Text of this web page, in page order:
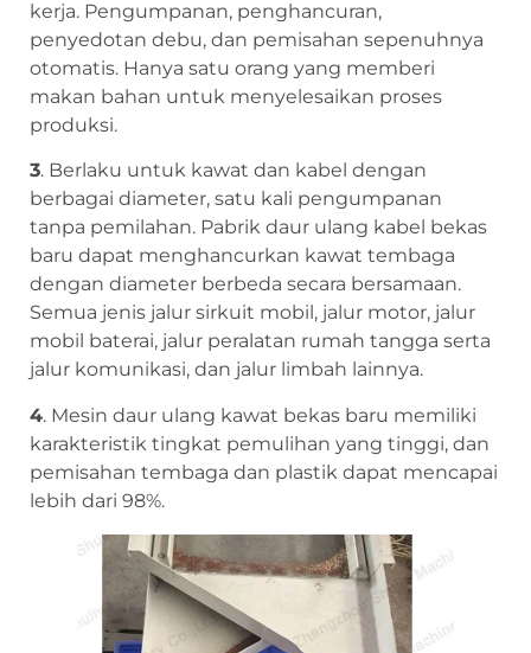
kerja. Pengumpanan, penghancuran,
penyedotan debu, dan pemisahan sepenuhnya
otomatis. Hanya satu orang yang memberi
makan bahan untuk menyelesaikan proses
produksi.
3. Berlaku untuk kawat dan kabel dengan
berbagai diameter, satu kali pengumpanan
tanpa pemilahan. Pabrik daur ulang kabel bekas
baru dapat menghancurkan kawat tembaga
dengan diameter berbeda secara bersamaan.
Semua jenis jalur sirkuit mobil, jalur motor, jalur
mobil baterai, jalur peralatan rumah tangga serta
jalur komunikasi, dan jalur limbah lainnya.
4. Mesin daur ulang kawat bekas baru memiliki
karakteristik tingkat pemulihan yang tinggi, dan
pemisahan tembaga dan plastik dapat mencapai
lebih dari 98%.